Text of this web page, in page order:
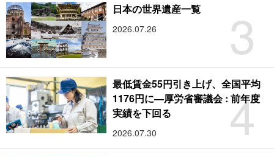
3
日本の世界遺産一覧
2026.07.26
4
最低賃金55円引き上げ、全国平均
1176円に―厚労省審議会 : 前年度
実績を下回る
2026.07.30